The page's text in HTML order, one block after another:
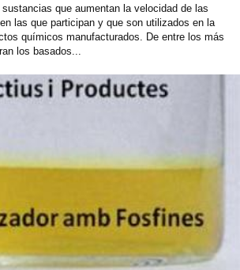
que aumentan la velocidad de las
las que participan y que son utilizados en la
químicos manufacturados. De entre los más
los basados...